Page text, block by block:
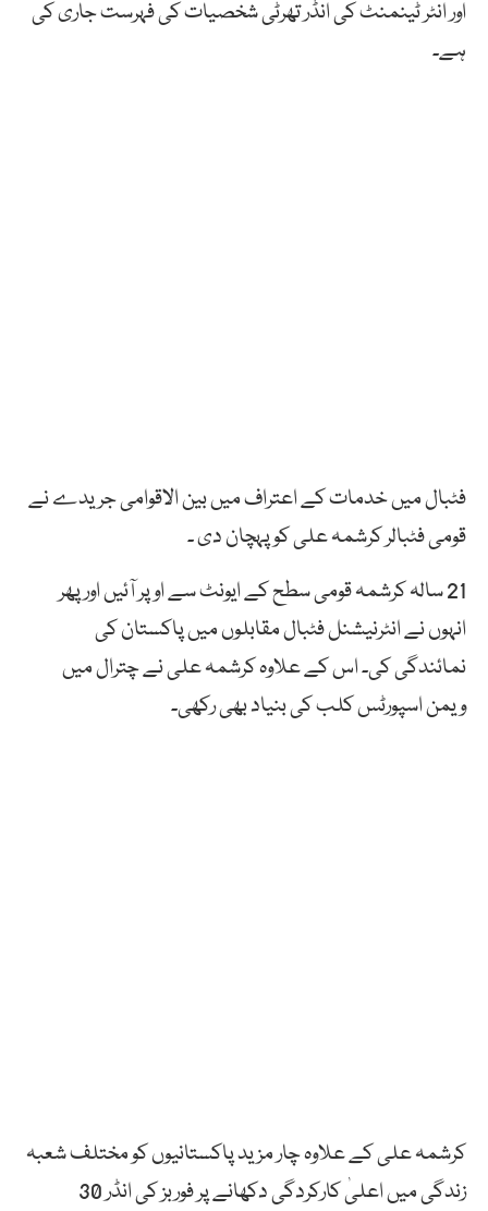
اور انٹر ٹینمنٹ کی انڈر تھرٹی شخصیات کی فہرست جاری کی
ہے۔
فٹبال میں خدمات کے اعتراف میں بین الاقوامی جریدے نے
قومی فٹبالر کرشمہ علی کو پہچان دی ۔
21 سالہ کرشمہ قومی سطح کے ایونٹ سے اوپر آئیں اور پھر
انہوں نے انٹرنیشنل فٹبال مقابلوں میں پاکستان کی
نمائندگی کی۔ اس کے علاوہ کرشمہ علی نے چترال میں
ویمن اسپورٹس کلب کی بنیاد بھی رکھی۔
کرشمہ علی کے علاوہ چار مزید پاکستانیوں کو مختلف شعبہ
زندگی میں اعلیٰ کارکردگی دکھانے پر فوربز کی انڈر 30